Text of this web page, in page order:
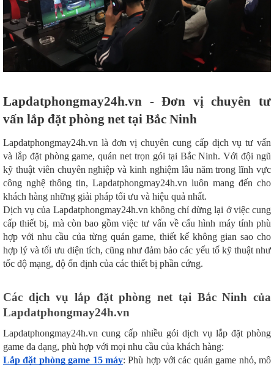
Lapdatphongmay24h.vn - Đơn vị chuyên tư
vấn lắp đặt phòng net tại Bắc Ninh
Lapdatphongmay24h.vn là đơn vị chuyên cung cấp dịch vụ tư vấn
và lắp đặt phòng game, quán net trọn gói tại Bắc Ninh. Với đội ngũ
kỹ thuật viên chuyên nghiệp và kinh nghiệm lâu năm trong lĩnh vực
công nghệ thông tin, Lapdatphongmay24h.vn luôn mang đến cho
khách hàng những giải pháp tối ưu và hiệu quả nhất.
Dịch vụ của Lapdatphongmay24h.vn không chỉ dừng lại ở việc cung
cấp thiết bị, mà còn bao gồm việc tư vấn về cấu hình máy tính phù
hợp với nhu cầu của từng quán game, thiết kế không gian sao cho
hợp lý và tối ưu diện tích, cũng như đảm bảo các yếu tố kỹ thuật như
tốc độ mạng, độ ổn định của các thiết bị phần cứng.
Các dịch vụ lắp đặt phòng net tại Bắc Ninh của
Lapdatphongmay24h.vn
Lapdatphongmay24h.vn cung cấp nhiều gói dịch vụ lắp đặt phòng
game đa dạng, phù hợp với mọi nhu cầu của khách hàng:
Lắp đặt phòng game 15 máy: Phù hợp với các quán game nhỏ, mô